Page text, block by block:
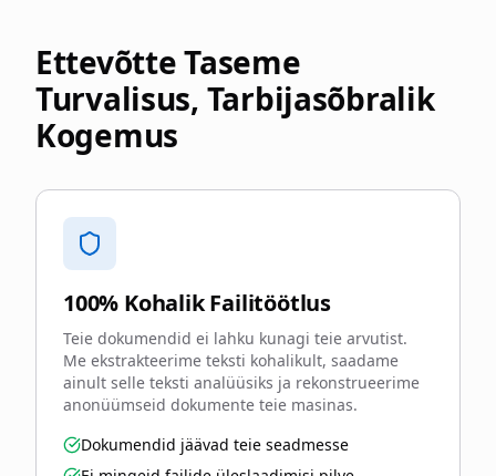
Ettevõtte Taseme
Turvalisus, Tarbijasõbralik
Kogemus
100% Kohalik Failitöötlus
Teie dokumendid ei lahku kunagi teie arvutist.
Me ekstrakteerime teksti kohalikult, saadame
ainult selle teksti analüüsiks ja rekonstrueerime
anonüümseid dokumente teie masinas.
Dokumendid jäävad teie seadmesse